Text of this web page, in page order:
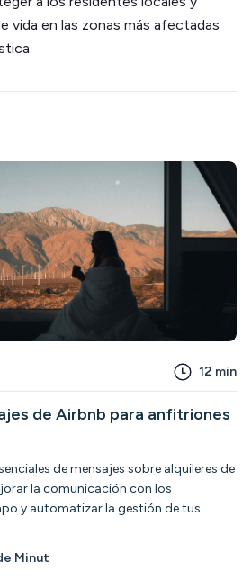
vida en las zonas más afectadas
12 min
de Airbnb para anfitriones
de mensajes sobre alquileres de
la comunicación con los
y automatizar la gestión de tus
Minut